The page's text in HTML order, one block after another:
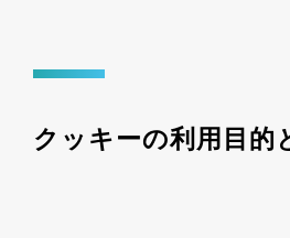
クッキーの利用目的